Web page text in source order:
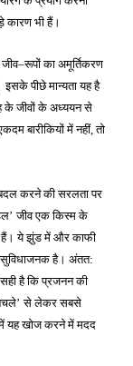
कारण भी हैं।
–रूपों का अमूर्तिकरण
इसके पीछे मान्यता यह है
के जीवों के अध्ययन से
बारीकियों में नहीं,तो
करने की सरलता पर
’ जीव एक किस्म के
ये झुंड में और काफी
सुविधाजनक है। अंतत:
है कि प्रजनन की
’ से लेकर सबसे
यह खोज करने में मदद